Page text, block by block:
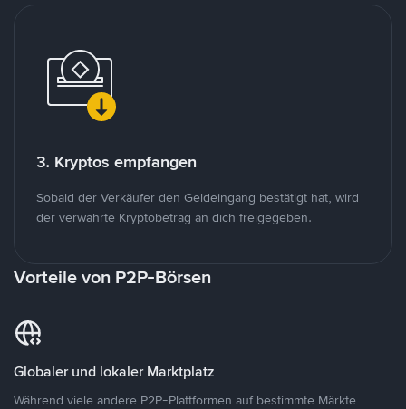
3. Kryptos empfangen
Sobald der Verkäufer den Geldeingang bestätigt hat, wird
der verwahrte Kryptobetrag an dich freigegeben.
Vorteile von P2P-Börsen
Globaler und lokaler Marktplatz
Während viele andere P2P-Plattformen auf bestimmte Märkte